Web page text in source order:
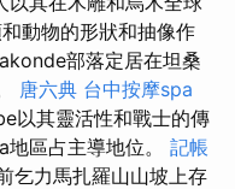
動物的形狀和抽像作
部落定居在坦桑
唐六典 台中按摩spa
以其靈活性和戰士的傳
區占主導地位。 記帳
乞力馬扎羅山山坡上存